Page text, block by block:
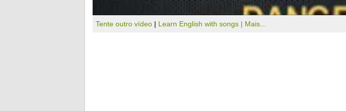
Tente outro vídeo | Learn English with songs | Mais...